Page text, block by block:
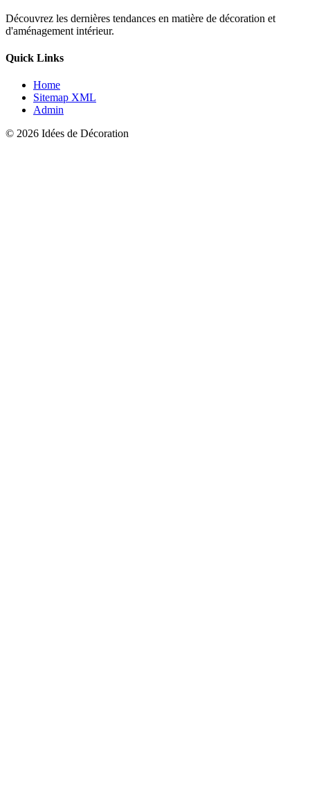
Découvrez les dernières tendances en matière de décoration et
d'aménagement intérieur.
Quick Links
Home
Sitemap XML
Admin
© 2026 Idées de Décoration